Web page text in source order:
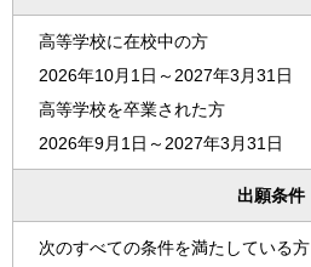
高等学校に在校中の方
2026年10月1日～2027年3月31日
高等学校を卒業された方
2026年9月1日～2027年3月31日
出願条件
次のすべての条件を満たしている方